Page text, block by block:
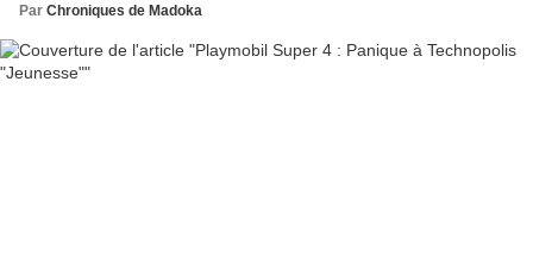
Par Chroniques de Madoka